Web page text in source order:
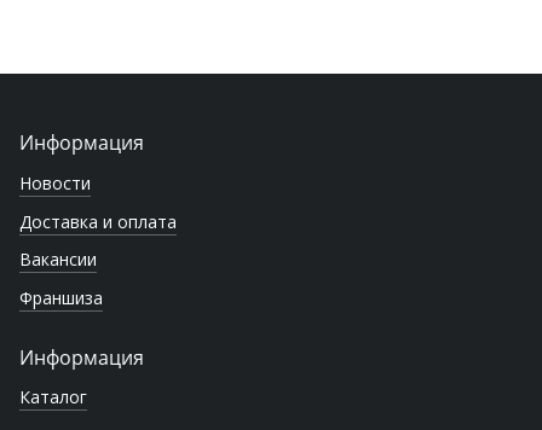
Информация
Новости
Доставка и оплата
Вакансии
Франшиза
Информация
Каталог